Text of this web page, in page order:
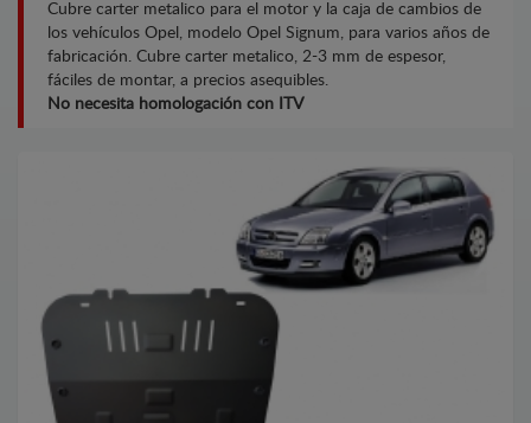
Cubre carter metalico para el motor y la caja de cambios de
los vehículos Opel, modelo Opel Signum, para varios años de
fabricación. Cubre carter metalico, 2-3 mm de espesor,
fáciles de montar, a precios asequibles.
No necesita homologación con ITV